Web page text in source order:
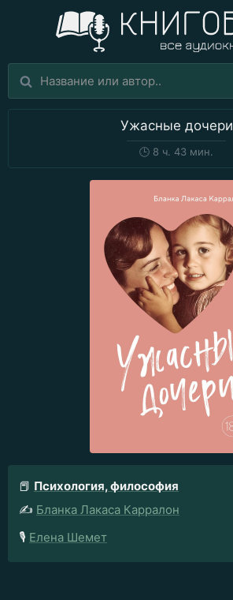
Ужасные дочери
🕒 8 ч. 43 мин.
📕 Психология, философия
✍️ Бланка Лакаса Карралон
🎙️ Елена Шемет